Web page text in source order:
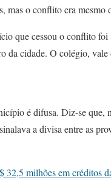
mas o conflito era mesmo
que cessou o conflito
da cidade. O colégio,
é difusa. Diz-se que,
a divisa entre as
32,5 milhões em créditos